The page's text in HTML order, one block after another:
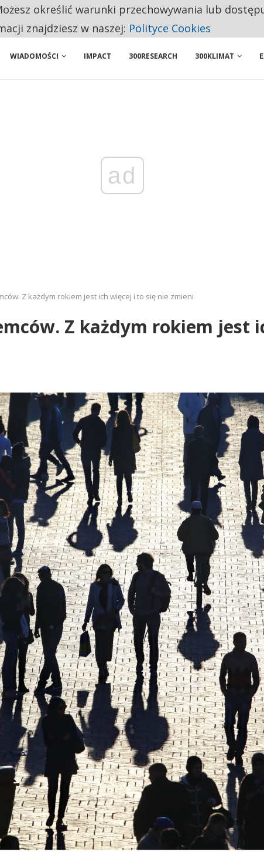
PRZEZNACZAJĄ NA PODSTAWOWE ZAKUPY
WIADOMOŚCI IMPACT 300RESEARCH 300KLIMAT
ad
Z każdym rokiem jest ich więcej i to się nie zmieni
Z każdym rokiem jest
określić warunki przechowywania lub
znajdziesz w naszej: Polityce Cookies